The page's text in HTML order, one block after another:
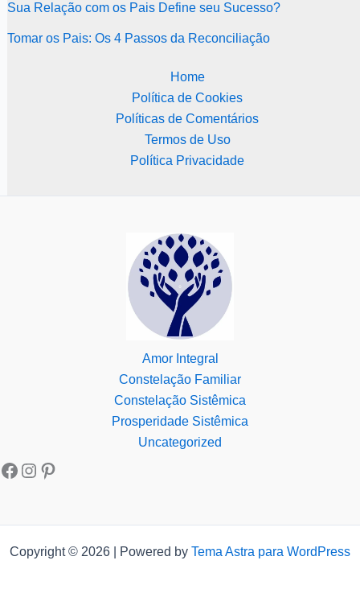
Sua Relação com os Pais Define seu Sucesso?
Tomar os Pais: Os 4 Passos da Reconciliação
Home
Política de Cookies
Políticas de Comentários
Termos de Uso
Política Privacidade
Amor Integral
Constelação Familiar
Constelação Sistêmica
Prosperidade Sistêmica
Uncategorized
Copyright © 2026 | Powered by Tema Astra para WordPress